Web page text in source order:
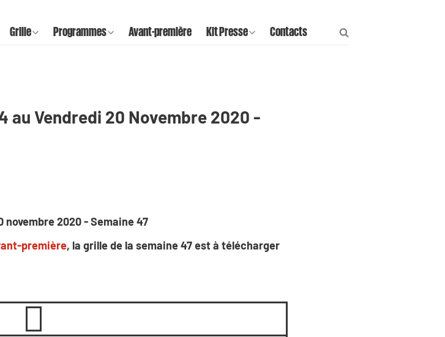
Grille Programmes Avant-première Kit Presse Contacts
au Vendredi 20 Novembre 2020 -
novembre 2020 - Semaine 47
première, la grille de la semaine 47 est à télécharger